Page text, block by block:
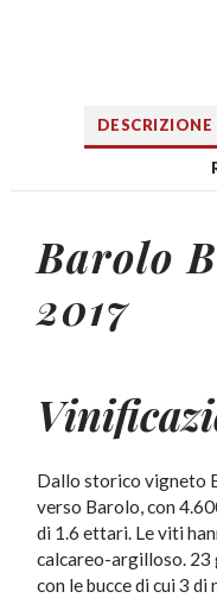
DESCRIZIONE
Barolo
2017
Dallo storico vigneto
verso Barolo, con
di 1.6 ettari. Le viti
calcareo-argilloso. 23
con le bucce di cui 3